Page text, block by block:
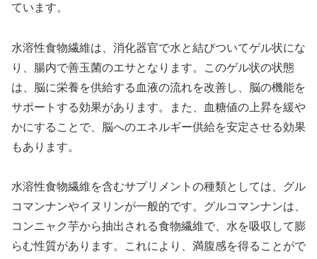
ています。
水溶性食物繊維は、消化器官で水と結びついてゲル状にな
り、腸内で善玉菌のエサとなります。このゲル状の状態
は、脳に栄養を供給する血液の流れを改善し、脳の機能を
サポートする効果があります。また、血糖値の上昇を緩や
かにすることで、脳へのエネルギー供給を安定させる効果
もあります。
水溶性食物繊維を含むサプリメントの種類としては、グル
コマンナンやイヌリンが一般的です。グルコマンナンは、
コンニャク芋から抽出される食物繊維で、水を吸収して膨
らむ性質があります。これにより、満腹感を得ることがで